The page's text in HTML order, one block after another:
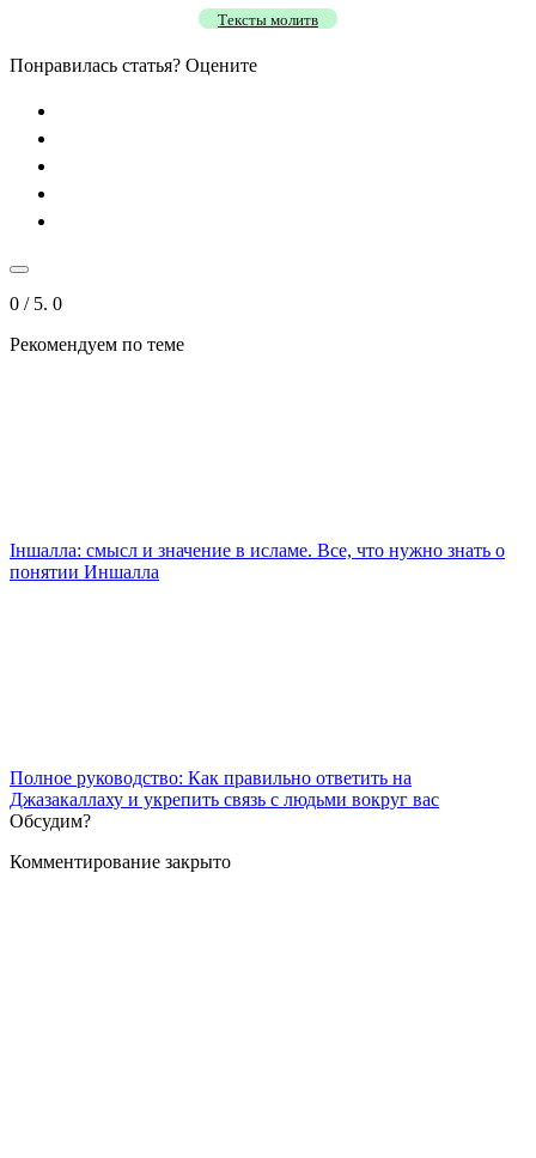
Тексты молитв
Понравилась статья? Оцените
0 / 5. 0
Рекомендуем по теме
Iншалла: смысл и значение в исламе. Все, что нужно знать о
понятии Иншалла
Полное руководство: Как правильно ответить на
Джазакаллаху и укрепить связь с людьми вокруг вас
Обсудим?
Комментирование закрыто